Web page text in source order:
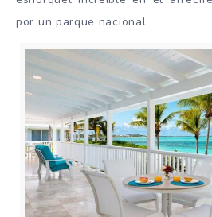
por un parque nacional.